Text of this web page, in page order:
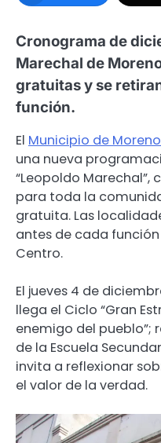
Cronograma de
Marechal de
gratuitas y se
función.
El Municipio de Moreno
una nueva
“Leopoldo
para toda la
gratuita. Las
antes de cada
Centro.
El jueves 4 de
llega el Ciclo “Gran
enemigo del pueblo”;
de la Escuela
invita a reflexionar
el valor de la verdad.